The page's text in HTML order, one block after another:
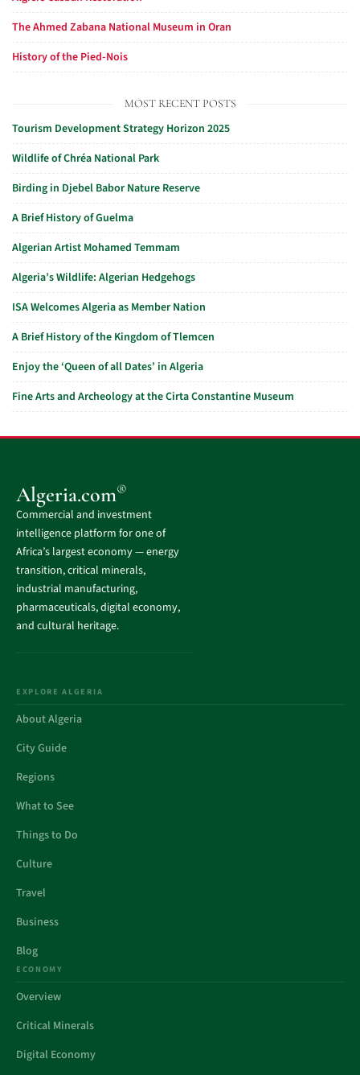
The Ahmed Zabana National Museum in Oran
History of the Pied-Nois
MOST RECENT POSTS
Tourism Development Strategy Horizon 2025
Wildlife of Chréa National Park
Birding in Djebel Babor Nature Reserve
A Brief History of Guelma
Algerian Artist Mohamed Temmam
Algeria’s Wildlife: Algerian Hedgehogs
ISA Welcomes Algeria as Member Nation
A Brief History of the Kingdom of Tlemcen
Enjoy the ‘Queen of all Dates’ in Algeria
Fine Arts and Archeology at the Cirta Constantine Museum
Algeria.com®
Commercial and investment
intelligence platform for one of
Africa’s largest economy — energy
transition, critical minerals,
industrial manufacturing,
pharmaceuticals, digital economy,
and cultural heritage.
EXPLORE ALGERIA
About Algeria
City Guide
Regions
What to See
Things to Do
Culture
Travel
Business
Blog
ECONOMY
Overview
Critical Minerals
Digital Economy